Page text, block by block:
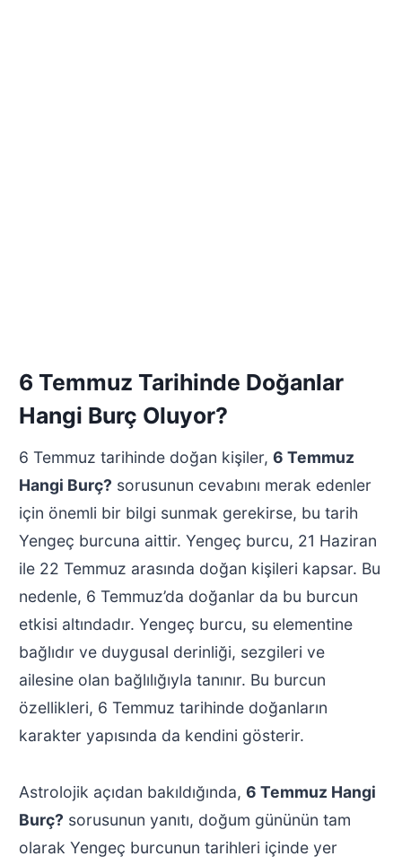
6 Temmuz Tarihinde Doğanlar
Hangi Burç Oluyor?
6 Temmuz tarihinde doğan kişiler, 6 Temmuz
Hangi Burç? sorusunun cevabını merak edenler
için önemli bir bilgi sunmak gerekirse, bu tarih
Yengeç burcuna aittir. Yengeç burcu, 21 Haziran
ile 22 Temmuz arasında doğan kişileri kapsar. Bu
nedenle, 6 Temmuz’da doğanlar da bu burcun
etkisi altındadır. Yengeç burcu, su elementine
bağlıdır ve duygusal derinliği, sezgileri ve
ailesine olan bağlılığıyla tanınır. Bu burcun
özellikleri, 6 Temmuz tarihinde doğanların
karakter yapısında da kendini gösterir.
Astrolojik açıdan bakıldığında, 6 Temmuz Hangi
Burç? sorusunun yanıtı, doğum gününün tam
olarak Yengeç burcunun tarihleri içinde yer